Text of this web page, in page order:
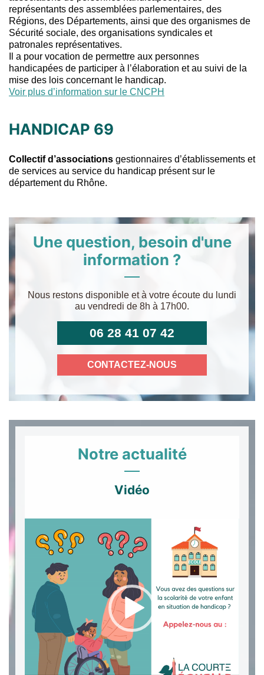
représentants des assemblées parlementaires, des
Régions, des Départements, ainsi que des organismes de
Sécurité sociale, des organisations syndicales et
patronales représentatives.
Il a pour vocation de permettre aux personnes
handicapées de participer à l’élaboration et au suivi de la
mise des lois concernant le handicap.
Voir plus d’information sur le CNCPH
HANDICAP 69
Collectif d’associations gestionnaires d’établissements et
de services au service du handicap présent sur le
département du Rhône.
Une question, besoin d'une
information ?
Nous restons disponible et à votre écoute du lundi
au vendredi de 8h à 17h00.
06 28 41 07 42
CONTACTEZ-NOUS
Notre actualité
Vidéo
vidéo